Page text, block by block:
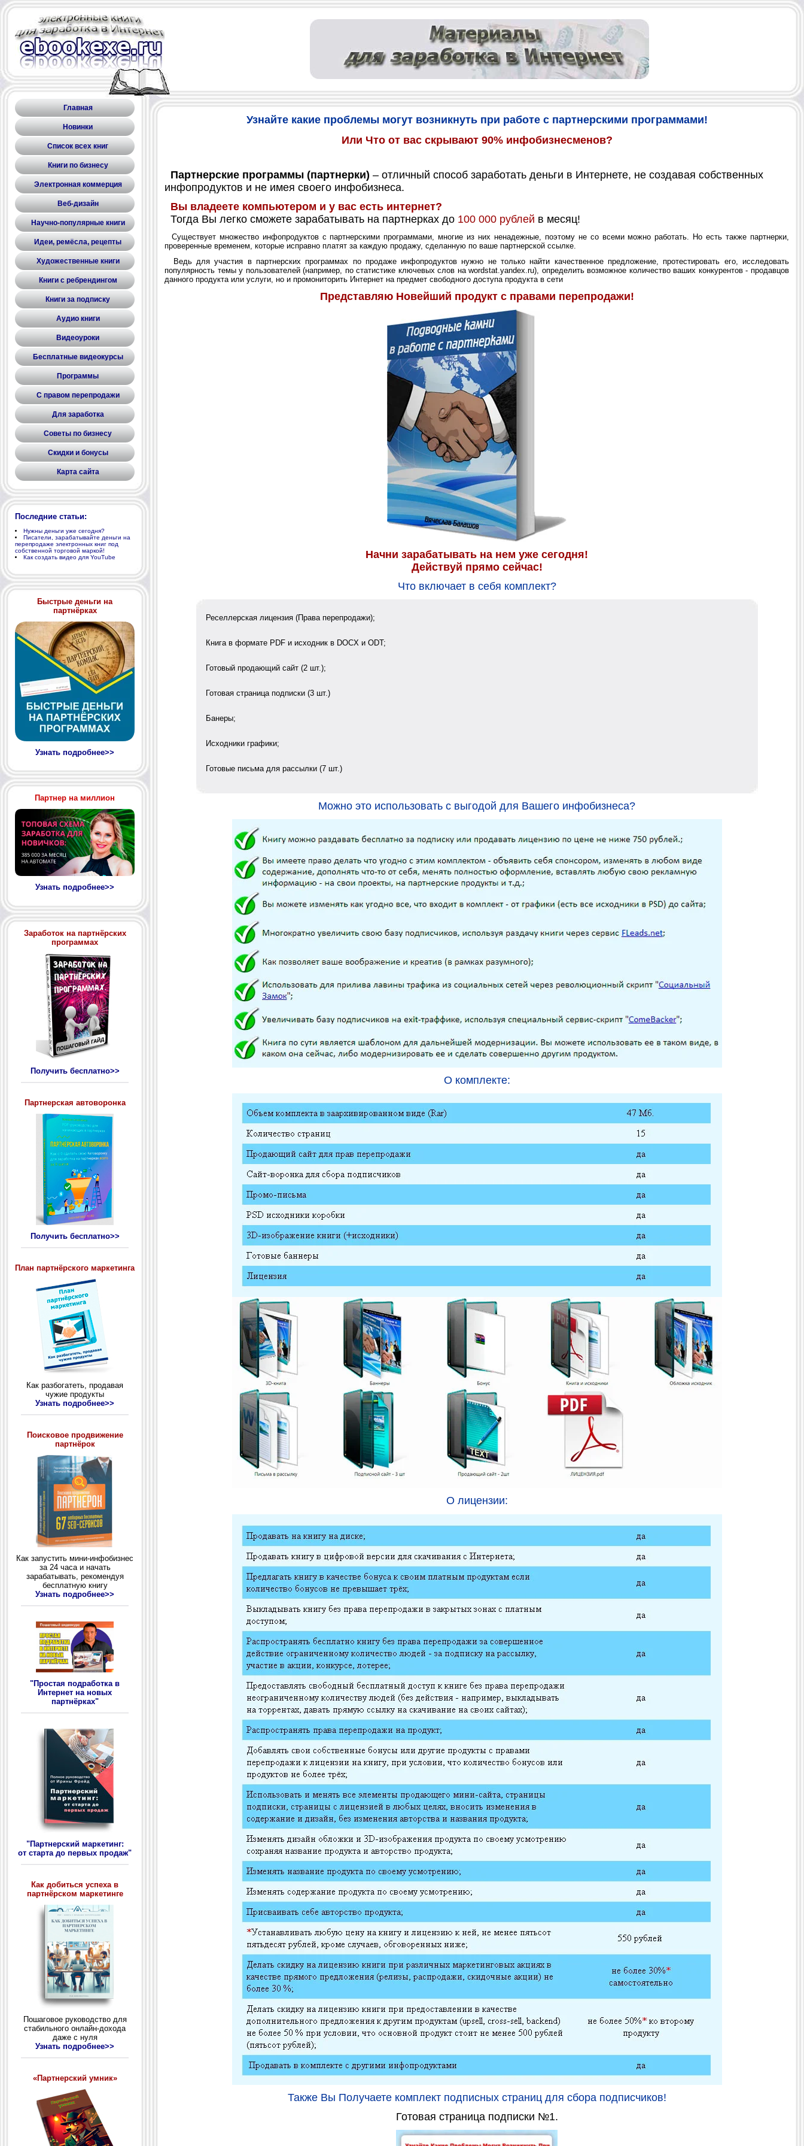
Главная
Новинки
Список всех книг
Книги по бизнесу
Электронная коммерция
Веб-дизайн
Научно-популярные книги
Идеи, ремёсла, рецепты
Художественные книги
Книги с ребрендингом
Книги за подписку
Аудио книги
Видеоуроки
Бесплатные видеокурсы
Программы
С правом перепродажи
Для заработка
Советы по бизнесу
Скидки и бонусы
Карта сайта
Последние статьи:
Нужны деньги уже сегодня?
Писатели, зарабатывайте деньги на
перепродаже электронных книг под
собственной торговой маркой!
Как создать видео для YouTube
Быстрые деньги на
партнёрках
Узнать подробнее>>
Партнер на миллион
Узнать подробнее>>
Заработок на партнёрских
программах
Получить бесплатно>>
Партнерская автоворонка
Получить бесплатно>>
План партнёрского маркетинга
Как разбогатеть, продавая
чужие продукты
Узнать подробнее>>
Поисковое продвижение
партнёрок
Как запустить мини-инфобизнес
за 24 часа и начать
зарабатывать, рекомендуя
бесплатную книгу
Узнать подробнее>>
"Простая подработка в
Интернет на новых
партнёрках"
"Партнерский маркетинг:
от старта до первых продаж"
Как добиться успеха в
партнёрском маркетинге
Пошаговое руководство для
стабильного онлайн-дохода
даже с нуля
Узнать подробнее>>
«Партнерский умник»
Узнайте какие проблемы могут возникнуть при работе с партнерскими программами!
Или Что от вас скрывают 90% инфобизнесменов?
Партнерские программы (партнерки) – отличный способ заработать деньги в Интернете, не создавая собственных
инфопродуктов и не имея своего инфобизнеса.
Вы владеете компьютером и у вас есть интернет?
Тогда Вы легко сможете зарабатывать на партнерках до 100 000 рублей в месяц!
Существует множество инфопродуктов с партнерскими программами, многие из них ненадежные, поэтому не со всеми можно работать. Но есть также партнерки,
проверенные временем, которые исправно платят за каждую продажу, сделанную по ваше партнерской ссылке.
Ведь для участия в партнерских программах по продаже инфопродуктов нужно не только найти качественное предложение, протестировать его, исследовать
популярность темы у пользователей (например, по статистике ключевых слов на wordstat.yandex.ru), определить возможное количество ваших конкурентов - продавцов
данного продукта или услуги, но и промониторить Интернет на предмет свободного доступа продукта в сети
Представляю Новейший продукт с правами перепродажи!
Начни зарабатывать на нем уже сегодня!
Действуй прямо сейчас!
Что включает в себя комплект?
Реселлерская лицензия (Права перепродажи);
Книга в формате PDF и исходник в DOCX и ODT;
Готовый продающий сайт (2 шт.);
Готовая страница подписки (3 шт.)
Банеры;
Исходники графики;
Готовые письма для рассылки (7 шт.)
Можно это использовать с выгодой для Вашего инфобизнеса?
О комплекте:
О лицензии:
Также Вы Получаете комплект подписных страниц для сбора подписчиков!
Готовая страница подписки №1.